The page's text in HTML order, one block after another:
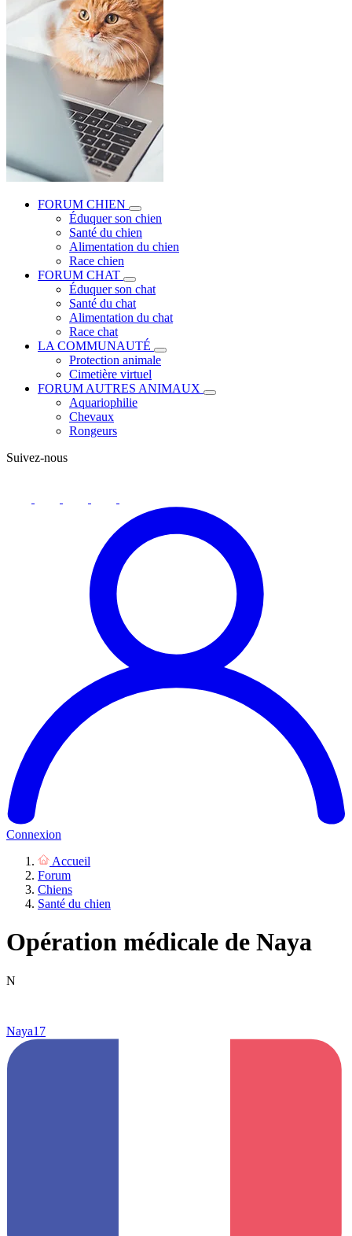
FORUM CHIEN
Éduquer son chien
Santé du chien
Alimentation du chien
Race chien
FORUM CHAT
Éduquer son chat
Santé du chat
Alimentation du chat
Race chat
LA COMMUNAUTÉ
Protection animale
Cimetière virtuel
FORUM AUTRES ANIMAUX
Aquariophilie
Chevaux
Rongeurs
Suivez-nous
Connexion
Accueil
Forum
Chiens
Santé du chien
Opération médicale de Naya
N
Naya17